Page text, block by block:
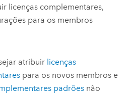
licenças complementares,
para os membros
atribuir licenças
para os novos membros e
padrões não